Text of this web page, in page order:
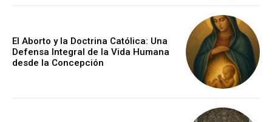
El Aborto y la Doctrina Católica: Una
Defensa Integral de la Vida Humana
desde la Concepción